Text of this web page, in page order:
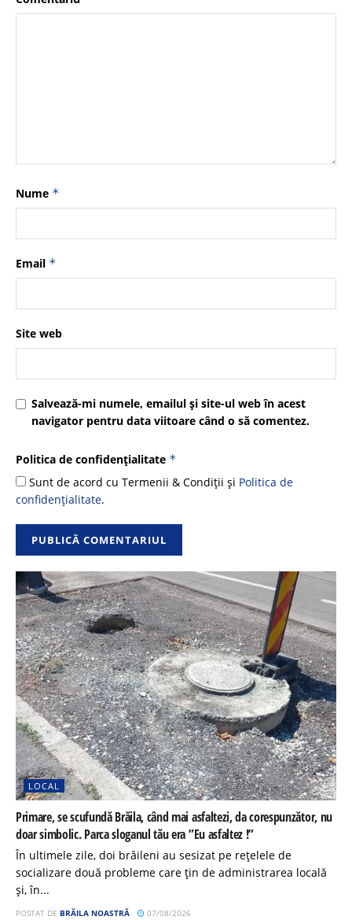
Nume *
Email *
Site web
Salvează-mi numele, emailul și site-ul web în acest
navigator pentru data viitoare când o să comentez.
Politica de confidențialitate *
Sunt de acord cu Termenii & Condiții și Politica de
confidențialitate.
LOCAL
Primare, se scufundă Brăila, când mai asfaltezi, da corespunzător, nu
doar simbolic. Parca sloganul tău era ”Eu asfaltez !”
În ultimele zile, doi brăileni au sesizat pe rețelele de
socializare două probleme care țin de administrarea locală
și, în...
POSTAT DE BRĂILA NOASTRĂ 07/08/2026